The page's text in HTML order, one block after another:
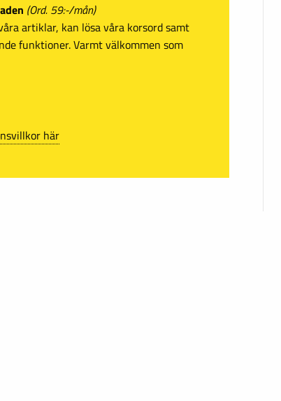
(Ord. 59:-/mån)
artiklar, kan lösa våra korsord samt
funktioner. Varmt välkommen som
här